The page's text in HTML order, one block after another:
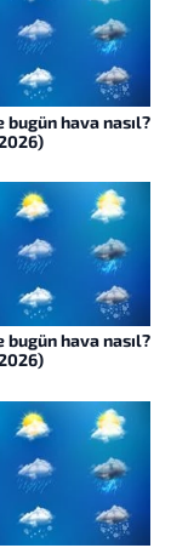
bugün hava nasıl?
bugün hava nasıl?